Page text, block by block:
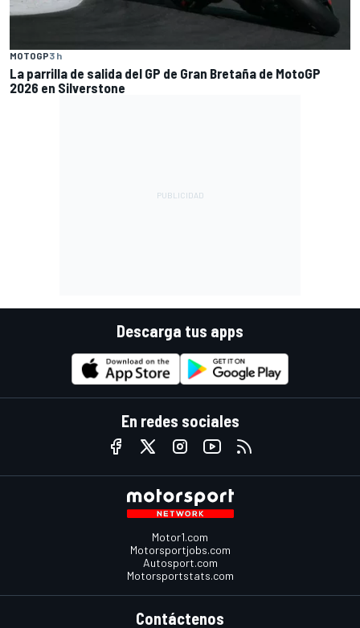
MOTOGP3 h
La parrilla de salida del GP de Gran Bretaña de MotoGP
2026 en Silverstone
Descarga tus apps
En redes sociales
Motor1.com
Motorsportjobs.com
Autosport.com
Motorsportstats.com
Contáctenos